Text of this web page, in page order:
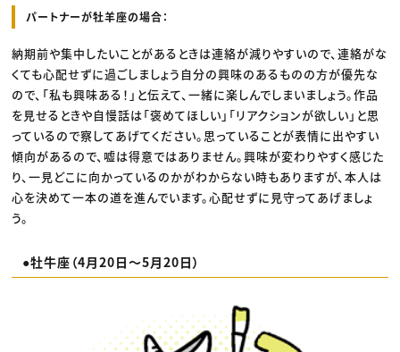
パートナーが牡羊座の場合：
納期前や集中したいことがあるときは連絡が減りやすいので、連絡がな
くても心配せずに過ごしましょう自分の興味のあるものの方が優先な
ので、「私も興味ある！」と伝えて、一緒に楽しんでしまいましょう。作品
を見せるときや自慢話は「褒めてほしい」「リアクションが欲しい」と思
っているので察してあげてください。思っていることが表情に出やすい
傾向があるので、嘘は得意ではありません。興味が変わりやすく感じた
り、一見どこに向かっているのかがわからない時もありますが、本人は
心を決めて一本の道を進んでいます。心配せずに見守ってあげましょ
う。
●牡牛座（4月20日〜5月20日）